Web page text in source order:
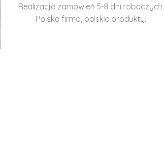
Realizacja zamówień 5-8 dni roboczych.
Polska firma, polskie produkty.